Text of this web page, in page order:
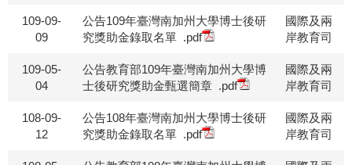
109-09-
09
公告109年臺灣南加州大學博士後研
究獎助金錄取名單 .pdf
國際及兩
岸教育司
109-05-
04
公告教育部109年臺灣南加州大學博
士後研究獎助金甄選簡章 .pdf
國際及兩
岸教育司
108-09-
12
公告108年臺灣南加州大學博士後研
究獎助金錄取名單 .pdf
國際及兩
岸教育司